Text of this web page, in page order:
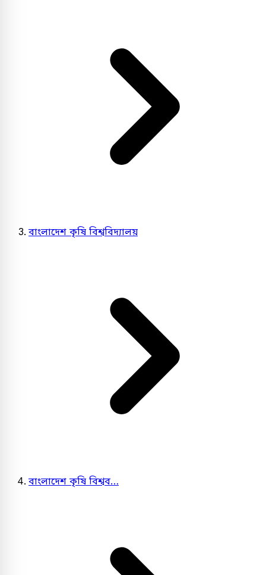
বাংলাদেশ কৃষি বিশ্ববিদ্যালয়
বাংলাদেশ কৃষি বিশ্বব…